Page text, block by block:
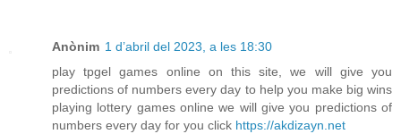
Anònim 1 d’abril del 2023, a les 18:30
play tpgel games online on this site, we will give you
predictions of numbers every day to help you make big wins
playing lottery games online we will give you predictions of
numbers every day for you click https://akdizayn.net